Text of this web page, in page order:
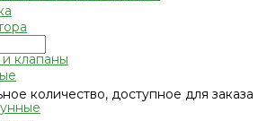
клапаны
количество, доступное для заказа